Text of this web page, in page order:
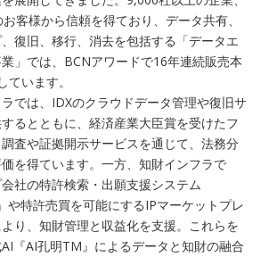
客様から信頼を得ており、データ共有、
復旧、移行、消去を包括する「データエ
」では、BCNアワードで16年連続販売本
ています。
では、IDXのクラウドデータ管理や復旧サ
るとともに、経済産業大臣賞を受けたフ
査や証拠開示サービスを通じて、法務分
を得ています。一方、知財インフラで
社の特許検索・出願支援システム
や特許売買を可能にするIPマーケットプレ
り、知財管理と収益化を支援。これらを
『AI孔明TM』によるデータと知財の融合